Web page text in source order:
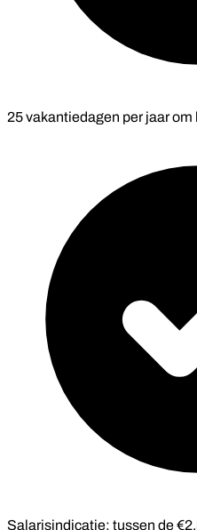
25 vakantiedagen per jaar om
Salarisindicatie: tussen de